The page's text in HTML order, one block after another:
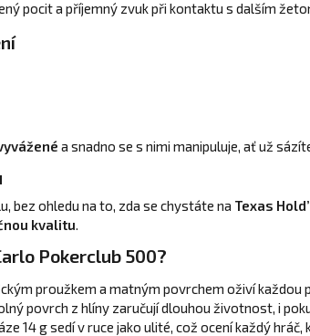
pocit a příjemný zvuk při kontaktu s dalším
a snadno se s nimi manipuluje, ať už
bez ohledu na to, zda se chystáte na Texas
kvalitu.
Pokerclub 500?
proužkem a matným povrchem oživí každou
povrch z hlíny zaručují dlouhou životnost, i
14 g sedí v ruce jako ulité, což ocení každý